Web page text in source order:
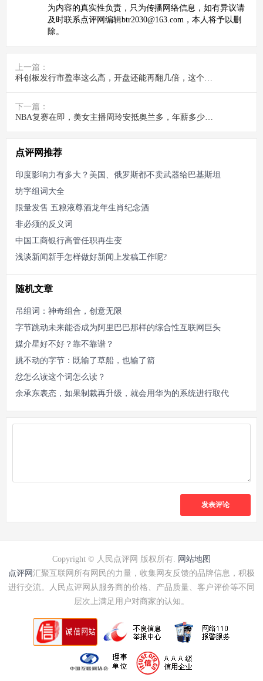
为内容的真实性负责，只为传播网络信息，如有异议请
及时联系点评网编辑btr2030@163.com，本人将予以删
除。
上一篇：
科创板发行市盈率这么高，开盘还能再翻几倍，这个盘谁接
下一篇：
NBA复赛在即，美女主播周玲安抵奥兰多，年薪多少你知道吗
点评网推荐
印度影响力有多大？美国、俄罗斯都不卖武器给巴基斯坦
坊字组词大全
限量发售 五粮液尊酒龙年生肖纪念酒
非必须的反义词
中国工商银行高管任职再生变
浅谈新闻新手怎样做好新闻上发稿工作呢?
随机文章
吊组词：神奇组合，创意无限
字节跳动未来能否成为阿里巴巴那样的综合性互联网巨头
媒介星好不好？靠不靠谱？
跳不动的字节：既输了草船，也输了箭
忿怎么读这个词怎么读？
余承东表态，如果制裁再升级，就会用华为的系统进行取代
发表评论
Copyright © 人民点评网 版权所有. 网站地图
点评网 汇聚互联网所有网民的力量，收集网友反馈的品牌信息，积极
进行交流。人民点评网从服务商的价格、产品质量、客户评价等不同
层次上满足用户对商家的认知。